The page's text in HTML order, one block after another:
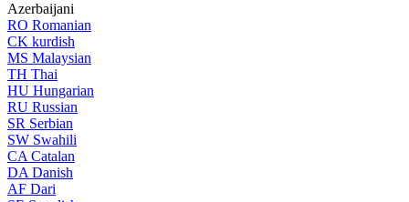
Azerbaijani
RO Romanian
CK kurdish
MS Malaysian
TH Thai
HU Hungarian
RU Russian
SR Serbian
SW Swahili
CA Catalan
DA Danish
AF Dari